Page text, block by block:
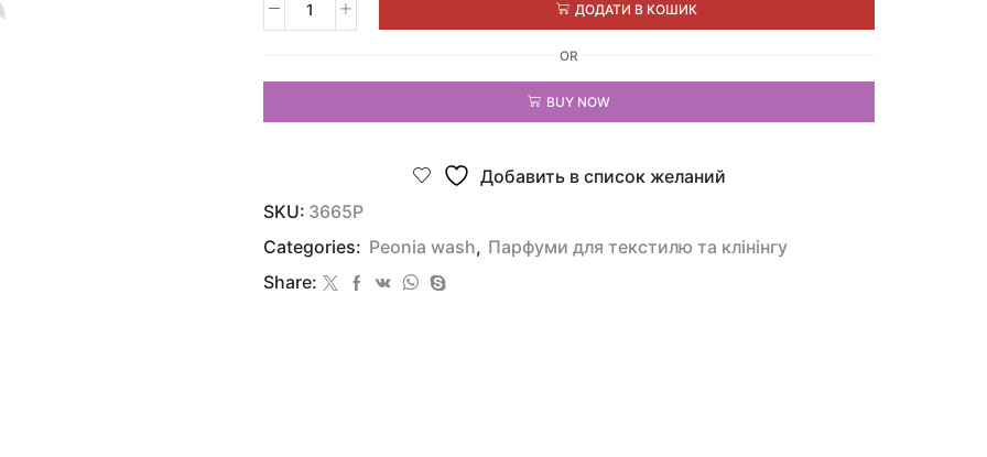
ДОДАТИ В КОШИК
OR
BUY NOW
Добавить в список желаний
SKU: 3665P
Categories: Peonia wash, Парфуми для текстилю та клінінгу
Share: